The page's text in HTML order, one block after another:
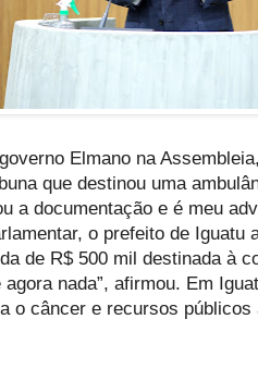
Elmano na
que destinou uma
a documentação e é meu
o prefeito de Iguatu
de R$ 500 mil destinada à
nada”, afirmou. Em
o câncer e recursos